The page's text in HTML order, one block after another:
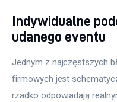
Indywidualne
udanego eventu
Jednym z najczęstszych
firmowych jest
rzadko odpowiadają